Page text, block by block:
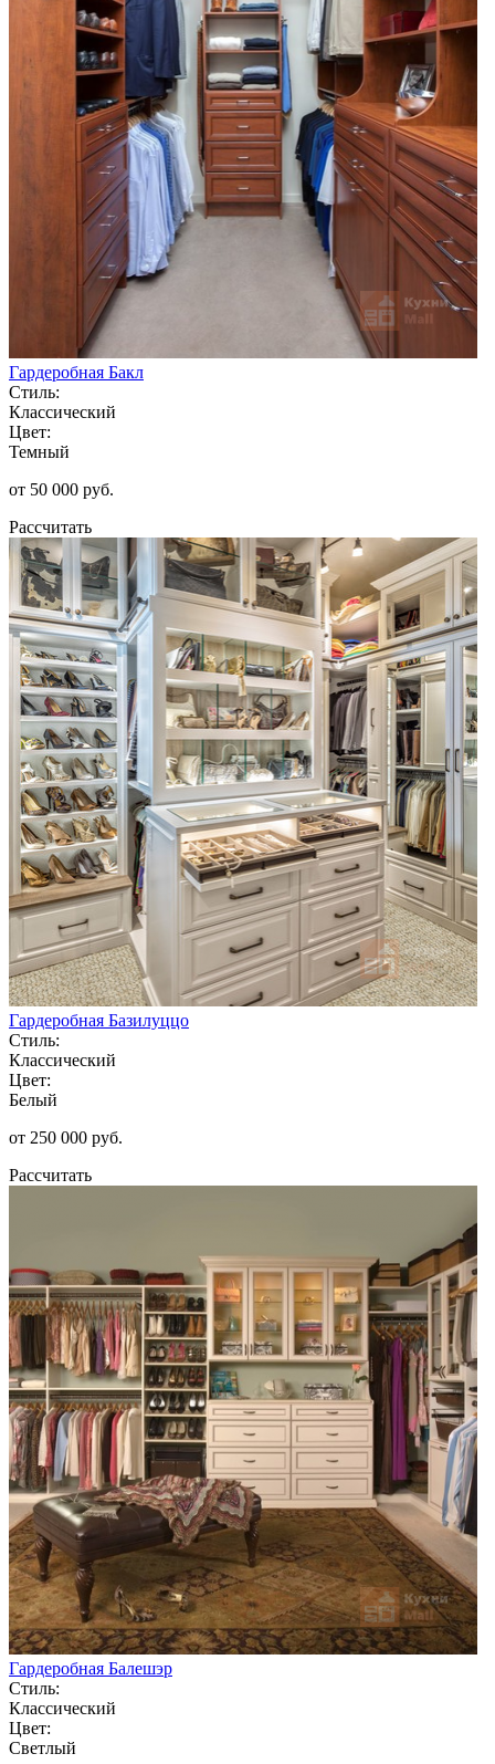
Гардеробная Бакл
Стиль:
Классический
Цвет:
Темный
от 50 000 руб.
Рассчитать
Гардеробная Базилуццо
Стиль:
Классический
Цвет:
Белый
от 250 000 руб.
Рассчитать
Гардеробная Балешэр
Стиль:
Классический
Цвет:
Светлый